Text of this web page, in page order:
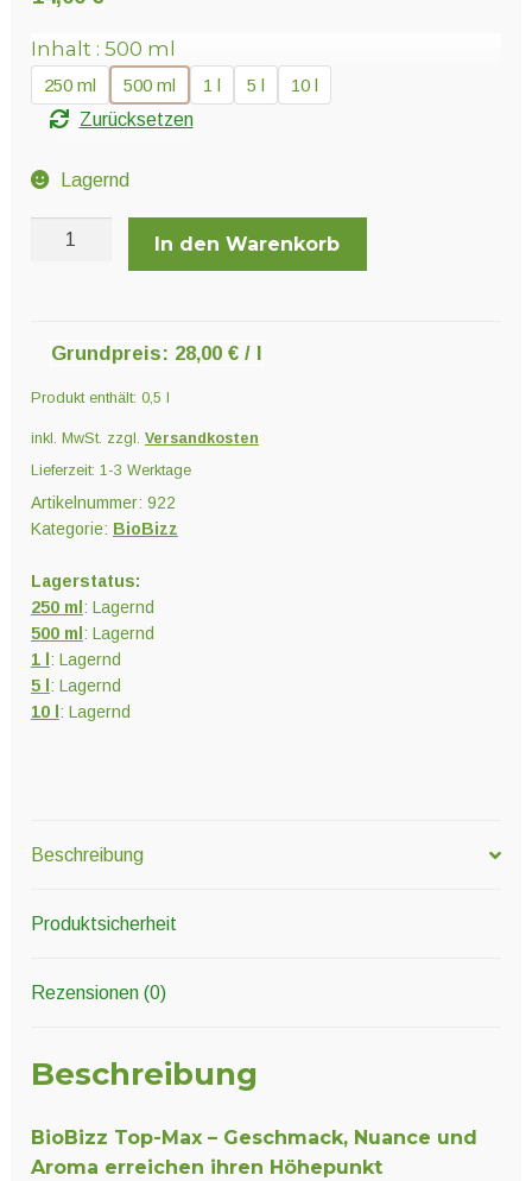
Pflanzenschutz und Biozide
Saatgut
Ernte und Verarbeitung
Inhalt 500 ml
250 ml 500 ml 1 l 5 l
10 l
Zurücksetzen
Lagernd
BioBizz
In den Warenkorb
Grundpreis: 28,00€ / l
Produkt enthält: 0,5
inkl. MwSt. zzgl. Versandkosten
Lieferzeit: 1-3 Werktage
Artikelnummer: 922
Kategorie: BioBizz
Lagerstatus:
250 ml : Lagernd
500 ml : Lagernd
1 l : Lagernd
5 l : Lagernd
10 l : Lagernd
Beschreibung
Produktsicherheit
Rezensionen (0)
Beschreibung
BioBizz Top-Max – Geschmack, Nuance und
Aroma erreichen ihren Höhepunkt